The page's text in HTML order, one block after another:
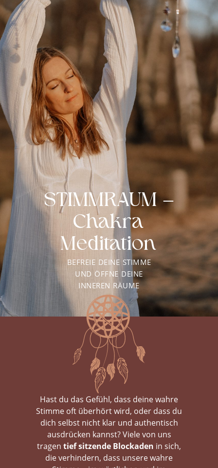
STIMMRAUM –
Chakra
Meditation
BEFREIE DEINE STIMME
UND ÖFFNE DEINE
INNEREN RÄUME
Hast du das Gefühl, dass deine wahre
Stimme oft überhört wird, oder dass du
dich selbst nicht klar und authentisch
ausdrücken kannst? Viele von uns
tragen tief sitzende Blockaden in sich,
die verhindern, dass unsere wahre